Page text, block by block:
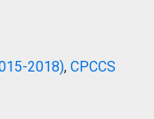
2018), CPCCS